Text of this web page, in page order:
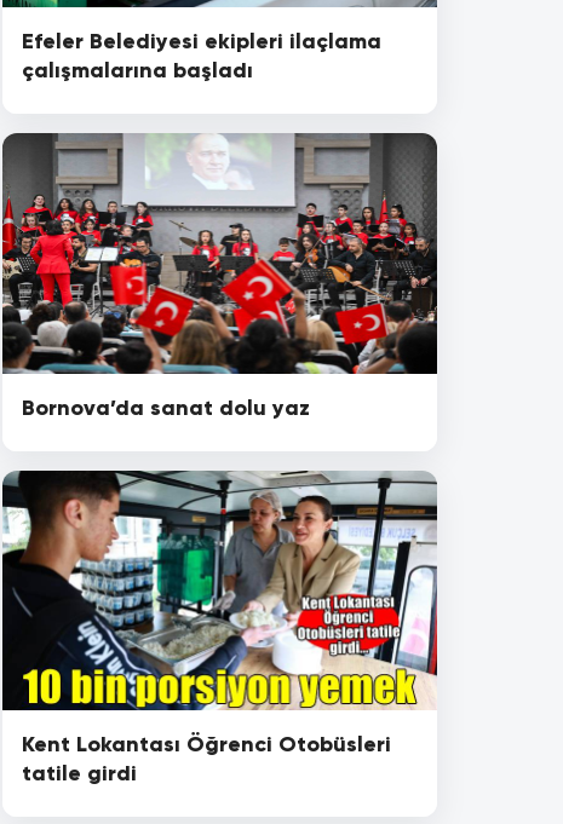
Efeler Belediyesi ekipleri ilaçlama
çalışmalarına başladı
Bornova’da sanat dolu yaz
Kent Lokantası Öğrenci Otobüsleri
tatile girdi